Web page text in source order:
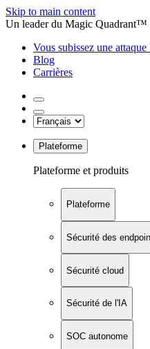
Skip to main content
Un leader du Magic Quadrant™
Vous subissez une attaque
Blog
Carrières
Plateforme
Plateforme et produits
Plateforme
Sécurité des
Sécurité cloud
Sécurité de l'IA
SOC autonome